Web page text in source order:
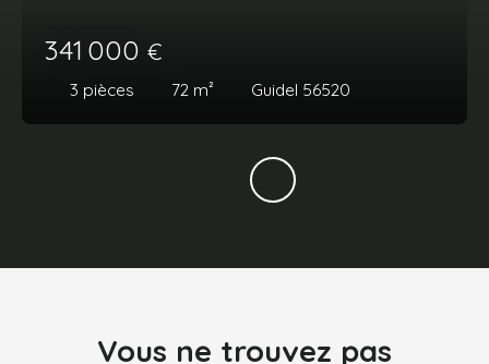
341 000 €
3 pièces 72 m² Guidel 56520
Vous ne trouvez pas